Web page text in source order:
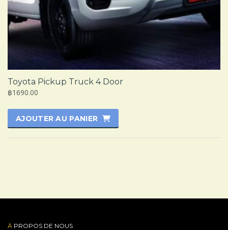
Toyota Pickup Truck 4 Door
฿1690.00
AJOUTER AU PANIER
À PROPOS DE NOUS